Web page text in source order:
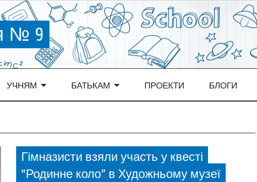
№ 9
УЧНЯМ БАТЬКАМ ПРОЕКТИ БЛОГИ
Гімназисти взяли участь у квесті
“Родинне коло” в Художньому музеї